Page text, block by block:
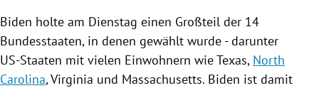
Biden holte am Dienstag einen Großteil der 14
Bundesstaaten, in denen gewählt wurde - darunter
US-Staaten mit vielen Einwohnern wie Texas, North
Carolina, Virginia und Massachusetts. Biden ist damit